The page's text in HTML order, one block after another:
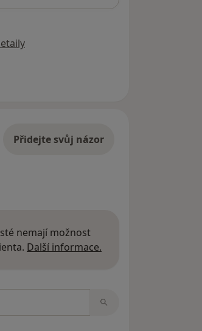
Přidejte svůj názor
nemají možnost
Další informace.